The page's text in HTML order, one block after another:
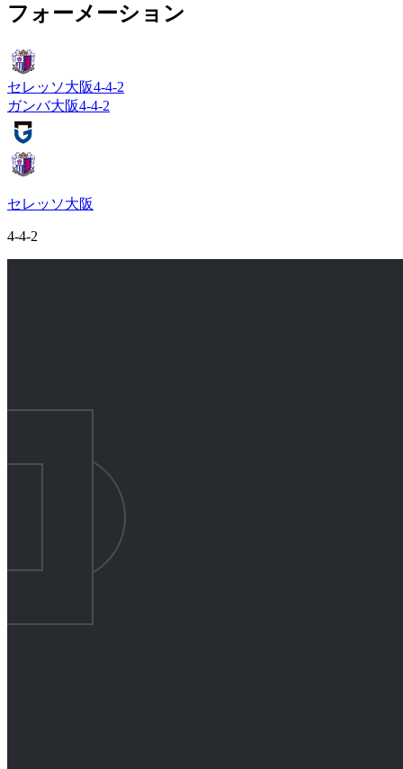
フォーメーション
セレッソ大阪4-4-2
ガンバ大阪4-4-2
セレッソ大阪
4-4-2